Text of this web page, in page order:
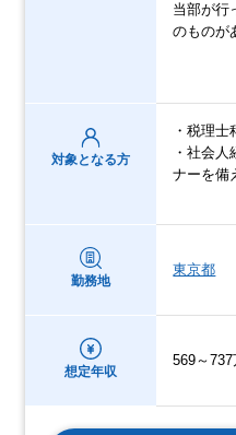
当部が行
のものが
対象となる方
・税理
・社会
ナーを備
勤務地
東京都
想定年収
569～737